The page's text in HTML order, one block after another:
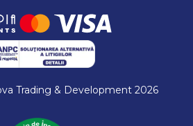
Trading & Development 2026